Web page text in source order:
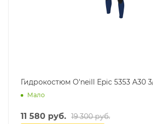
Гидрокостюм O'neill Epic 5353 A30
Мало
11 580 руб. 19 300руб.